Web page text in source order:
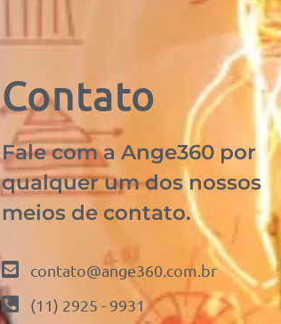
Contato
Fale com a Ange360 por
qualquer um dos nossos
meios de contato.
contato@ange360.com.br
(11) 2925 - 9931